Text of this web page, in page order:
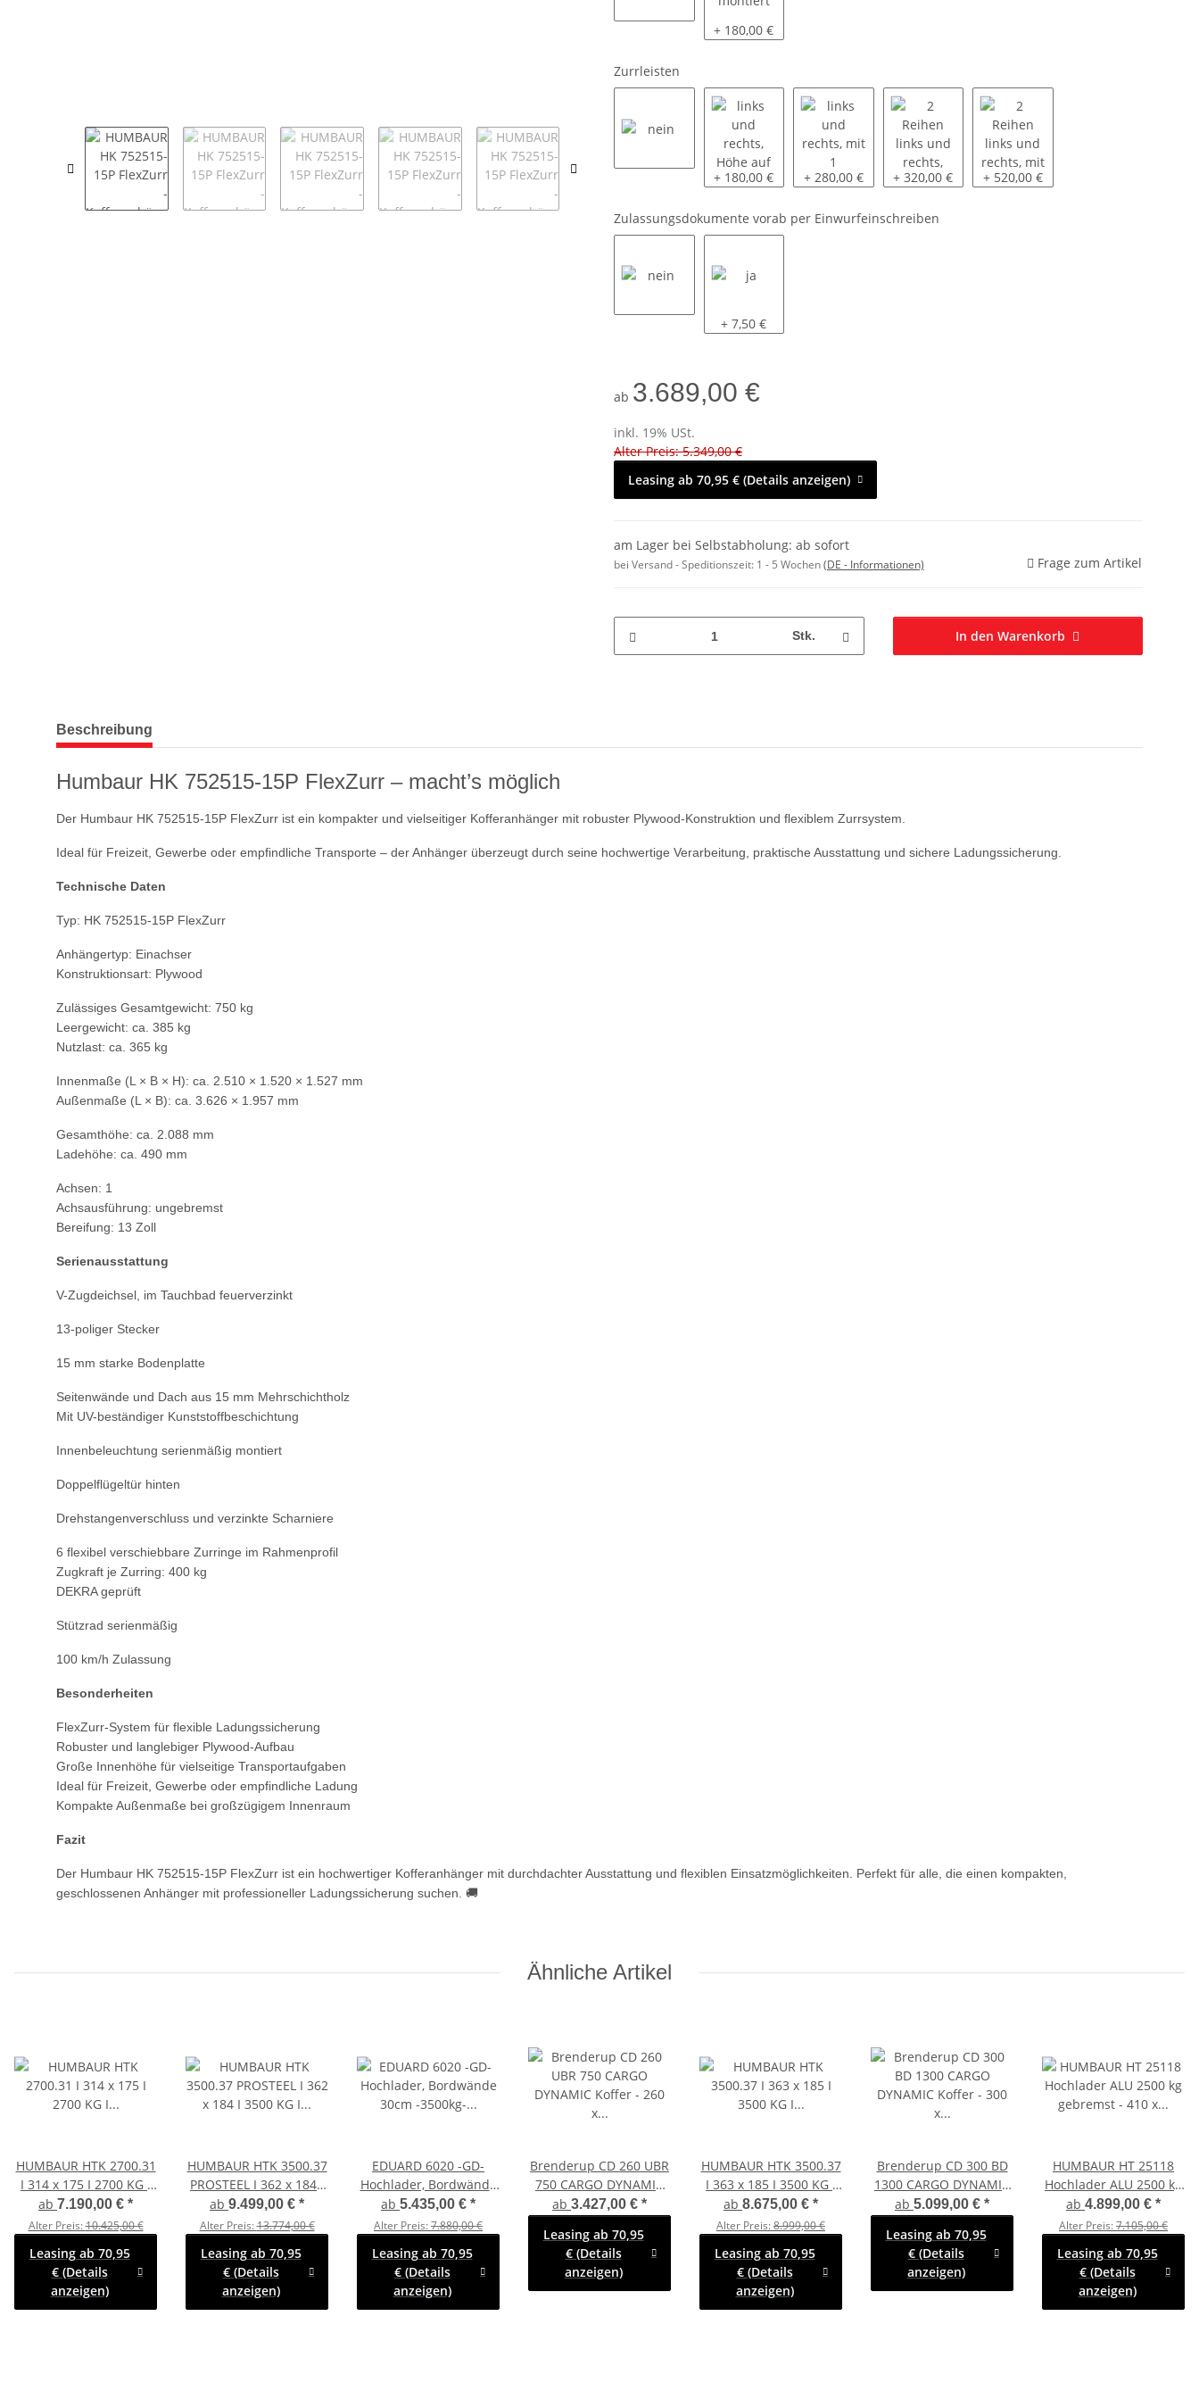
mit Halter montiert
+ 180,00 €
Zurrleisten
links und rechts, Höhe auf 85 cm
+ 180,00 € links und rechts, mit 1 Sperrbalken
+ 280,00 € 2 Reihen links und rechts, Höhe auf 50 und 120 cm
+ 320,00 € 2 Reihen links und rechts, mit 2
+ 520,00 €
Zulassungsdokumente vorab per Einwurfeinschreiben
ja
+ 7,50 €
ab 3.689,00 €
inkl. 19% USt.
Alter Preis: 5.349,00 €
Leasing ab 70,95 € (Details anzeigen)
am Lager bei Selbstabholung: ab sofort
bei Versand - Speditionszeit: 1 - 5 Wochen(DE - Informationen) Frage zum Artikel
Stk. In den Warenkorb
weitere Registerkarten anzeigen
Beschreibung
Humbaur HK 752515-15P FlexZurr – macht’s möglich
Der Humbaur HK 752515-15P FlexZurr ist ein kompakter und vielseitiger Kofferanhänger mit robuster Plywood-Konstruktion und flexiblem Zurrsystem.
Ideal für Freizeit, Gewerbe oder empfindliche Transporte – der Anhänger überzeugt durch seine hochwertige Verarbeitung, praktische Ausstattung und sichere Ladungssicherung.
Technische Daten
Typ: HK 752515-15P FlexZurr
Anhängertyp: Einachser
Konstruktionsart: Plywood
Zulässiges Gesamtgewicht: 750 kg
Leergewicht: ca. 385 kg
Nutzlast: ca. 365 kg
Innenmaße (L × B × H): ca. 2.510 × 1.520 × 1.527 mm
Außenmaße (L × B): ca. 3.626 × 1.957 mm
Gesamthöhe: ca. 2.088 mm
Ladehöhe: ca. 490 mm
Achsen: 1
Achsausführung: ungebremst
Bereifung: 13 Zoll
Serienausstattung
V-Zugdeichsel, im Tauchbad feuerverzinkt
13-poliger Stecker
15 mm starke Bodenplatte
Seitenwände und Dach aus 15 mm Mehrschichtholz
Mit UV-beständiger Kunststoffbeschichtung
Innenbeleuchtung serienmäßig montiert
Doppelflügeltür hinten
Drehstangenverschluss und verzinkte Scharniere
6 flexibel verschiebbare Zurringe im Rahmenprofil
Zugkraft je Zurring: 400 kg
DEKRA geprüft
Stützrad serienmäßig
100 km/h Zulassung
Besonderheiten
FlexZurr-System für flexible Ladungssicherung
Robuster und langlebiger Plywood-Aufbau
Große Innenhöhe für vielseitige Transportaufgaben
Ideal für Freizeit, Gewerbe oder empfindliche Ladung
Kompakte Außenmaße bei großzügigem Innenraum
Fazit
Der Humbaur HK 752515-15P FlexZurr ist ein hochwertiger Kofferanhänger mit durchdachter Ausstattung und flexiblen Einsatzmöglichkeiten. Perfekt für alle, die einen kompakten,
geschlossenen Anhänger mit professioneller Ladungssicherung suchen. 🚚
Ähnliche Artikel
HUMBAUR HTK 2700.31
I 314 x 175 I 2700 KG I
Dreiseitenkipper mit E-
Pumpe -
Rampenschacht mit SI-
GI Laubgitetr
ab 7.190,00 € *
Alter Preis:10.425,00 €
Leasing ab 70,95
€ (Details
anzeigen)
HUMBAUR HTK 3500.37
PROSTEEL I 362 x 184 I
3500 KG I
Dreiseitenkipper mit E-
Pumpe -
Rampenschacht mit
Fuhrmann Stahl
Bordwand mit Original
ab 9.499,00 € *
Alter Preis:13.774,00 €
Leasing ab 70,95
€ (Details
anzeigen)
EDUARD 6020 -GD-
Hochlader, Bordwände
30cm -3500kg- Lfh:
63cm -195/50R13
ab 5.435,00 € *
Alter Preis:7.880,00 €
Leasing ab 70,95
€ (Details
anzeigen)
Brenderup CD 260 UBR
750 CARGO DYNAMIC
Koffer - 260 x 130 x 150
mit Rampe
ab 3.427,00 € *
Leasing ab 70,95
€ (Details
anzeigen)
HUMBAUR HTK 3500.37
I 363 x 185 I 3500 KG I
Dreiseitenkipper mit E-
Pumpe -
Rampenschacht
ab 8.675,00 € *
Alter Preis:8.999,00 €
Leasing ab 70,95
€ (Details
anzeigen)
Brenderup CD 300 BD
1300 CARGO DYNAMIC
Koffer - 300 x 155 x 185
mit Aufstellklappe in FR
rechts
ab 5.099,00 € *
Leasing ab 70,95
€ (Details
anzeigen)
HUMBAUR HT 25118
Hochlader ALU 2500 kg
gebremst - 410 x 185
mit Hochplane SP-Line
ab 4.899,00 € *
Alter Preis:7.105,00 €
Leasing ab 70,95
€ (Details
anzeigen)